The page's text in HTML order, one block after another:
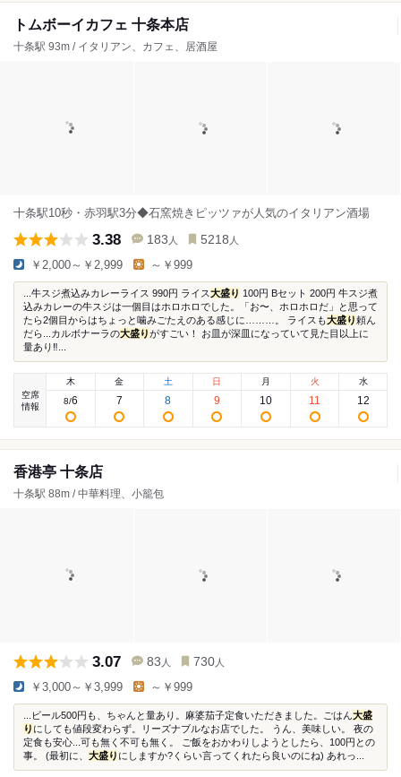
トムボーイカフェ 十条本店
十条駅 93m / イタリアン、カフェ、居酒屋
十条駅10秒・赤羽駅3分◆石窯焼きピッツァが人気のイタリアン酒場
3.38 183 人 5218 人
￥2,000～￥2,999 ～￥999
...牛スジ煮込みカレーライス 990円 ライス大盛り 100円 Bセット 200円 牛スジ煮
込みカレーの牛スジは一個目はホロホロでした。「お〜、ホロホロだ」と思って
たら2個目からはちょっと噛みごたえのある感じに………。 ライスも大盛り頼ん
だら...カルボナーラの大盛りがすごい！ お皿が深皿になっていて見た目以上に
量あり‼︎...
空席
情報
木
8/6
金
7
土
8
日
9
月
10
火
11
水
12
香港亭 十条店
十条駅 88m / 中華料理、小籠包
3.07 83 人 730 人
￥3,000～￥3,999 ～￥999
...ビール500円も、ちゃんと量あり。麻婆茄子定食いただきました。ごはん大盛
り にしても値段変わらず。リーズナブルなお店でした。 うん、美味しい。 夜の
定食も安心...可も無く不可も無く。 ご飯をおかわりしようとしたら、100円との
事。 (最初に、 大盛り にしますか?くらい言ってくれたら良いのにね) あれっ...